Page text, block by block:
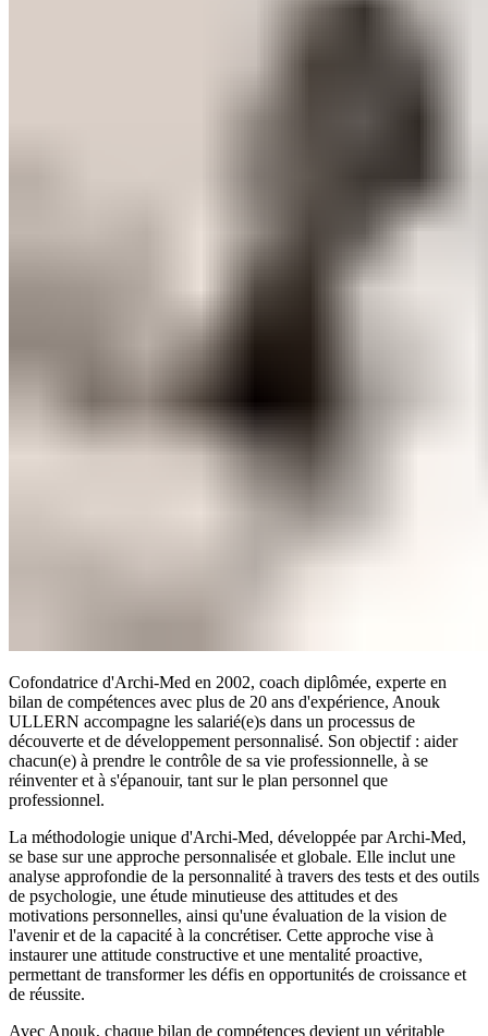
Cofondatrice d'Archi-Med en 2002, coach diplômée, experte en
bilan de compétences avec plus de 20 ans d'expérience, Anouk
ULLERN accompagne les salarié(e)s dans un processus de
découverte et de développement personnalisé. Son objectif : aider
chacun(e) à prendre le contrôle de sa vie professionnelle, à se
réinventer et à s'épanouir, tant sur le plan personnel que
professionnel.
La méthodologie unique d'Archi-Med, développée par Archi-Med,
se base sur une approche personnalisée et globale. Elle inclut une
analyse approfondie de la personnalité à travers des tests et des outils
de psychologie, une étude minutieuse des attitudes et des
motivations personnelles, ainsi qu'une évaluation de la vision de
l'avenir et de la capacité à la concrétiser. Cette approche vise à
instaurer une attitude constructive et une mentalité proactive,
permettant de transformer les défis en opportunités de croissance et
de réussite.
Avec Anouk, chaque bilan de compétences devient un véritable